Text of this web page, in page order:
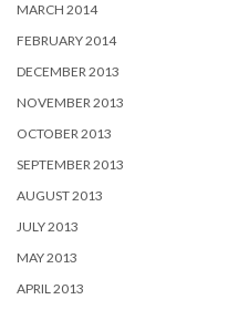
MARCH 2014
FEBRUARY 2014
DECEMBER 2013
NOVEMBER 2013
OCTOBER 2013
SEPTEMBER 2013
AUGUST 2013
JULY 2013
MAY 2013
APRIL 2013